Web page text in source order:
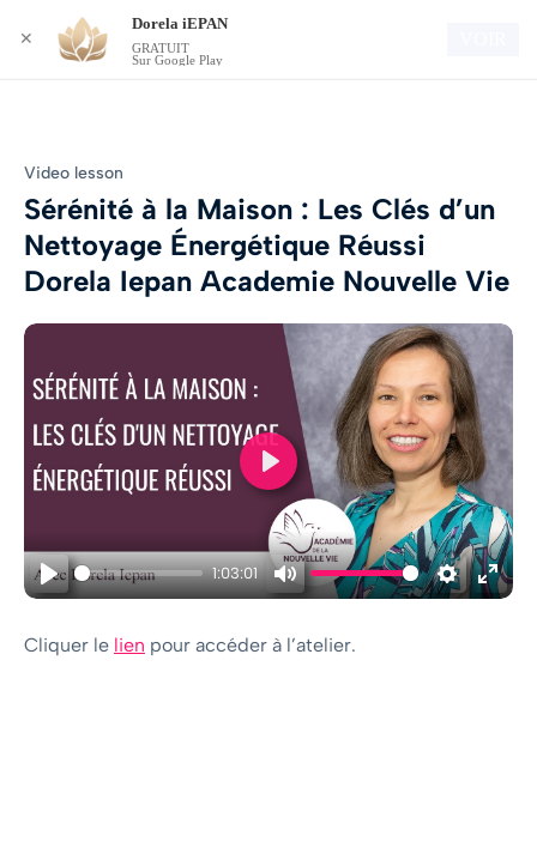
Video lesson
Sérénité à la Maison : Les Clés d’un
Nettoyage Énergétique Réussi
Dorela Iepan Academie Nouvelle Vie
Play
1:03:01
Mute Settings
Play
Cliquer le lien pour accéder à l’atelier.
✕
Dorela iEPAN
GRATUIT
Sur Google Play